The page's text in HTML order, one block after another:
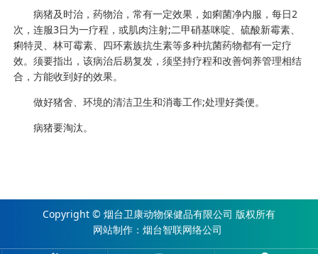
病猪及时治，药物治，常有一定效果，如痢菌净内服，每日2
次，连服3日为一疗程，或肌肉注射;二甲硝基咪啶、硫酸新霉素、
痢特灵、林可霉素、四环素族抗生素等多种抗菌药物都有一定疗
效。须要指出，该病治后易复发，须坚持疗程和改善饲养管理相结
合，方能收到好的效果。
做好猪舍、环境的清洁卫生和消毒工作;处理好粪便。
病猪要淘汰。
Copyright © 烟台卫康动物保健品有限公司 版权所有
网站制作 ： 烟台智联网络公司